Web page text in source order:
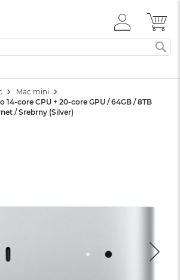
ZALOGUJ
SIĘ
Mac mini
14-core CPU + 20-core GPU / 64GB / 8TB
/ Srebrny (Silver)